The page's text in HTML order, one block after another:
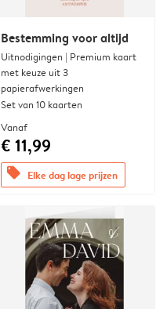
Bestemming voor altijd
Uitnodigingen | Premium kaart
met keuze uit 3
papierafwerkingen
Set van 10 kaarten
Vanaf
€ 11,99
offers Elke dag lage prijzen